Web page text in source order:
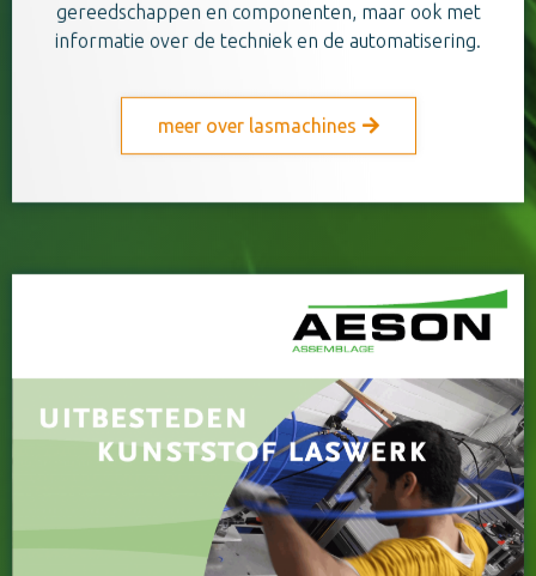
gereedschappen en componenten, maar ook met
informatie over de techniek en de automatisering.
meer over lasmachines